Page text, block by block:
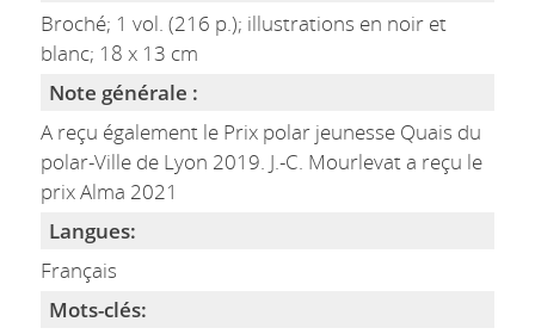
Broché; 1 vol. (216 p.); illustrations en noir et
blanc; 18 x 13 cm
Note générale :
A reçu également le Prix polar jeunesse Quais du
polar-Ville de Lyon 2019. J.-C. Mourlevat a reçu le
prix Alma 2021
Langues:
Français
Mots-clés: